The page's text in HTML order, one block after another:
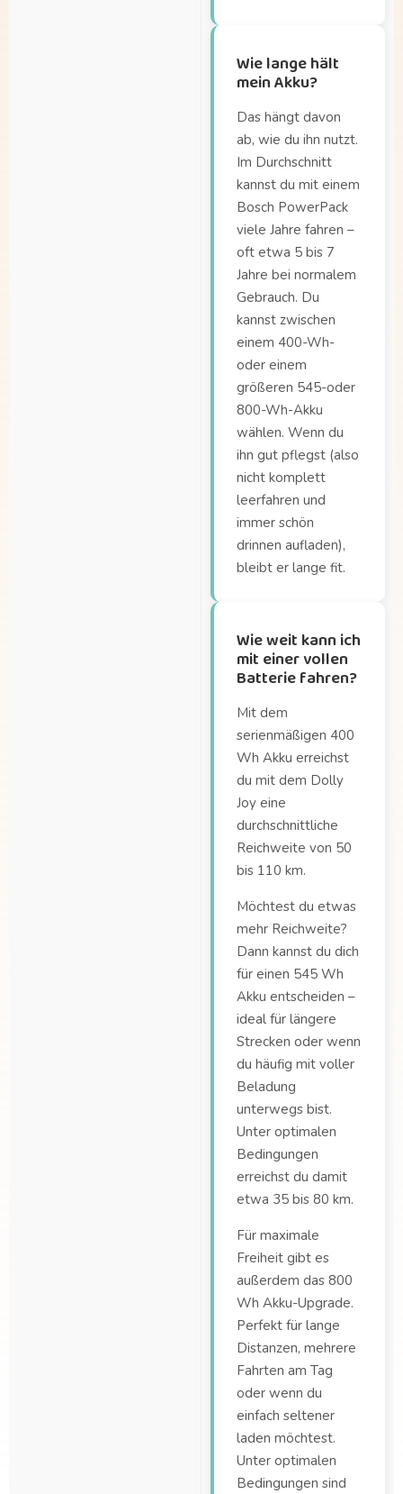
Welche Kindersitze passen auf den
Wie groß ist das Dolly eigentlich?
Wie lange hält
mein Akku?
Das hängt davon
ab, wie du ihn nutzt.
Im Durchschnitt
kannst du mit einem
Bosch PowerPack
viele Jahre fahren –
oft etwa 5 bis 7
Jahre bei normalem
Gebrauch. Du
kannst zwischen
einem 400-Wh-
oder einem
größeren 545-oder
800-Wh-Akku
wählen. Wenn du
ihn gut pflegst (also
nicht komplett
leerfahren und
immer schön
drinnen aufladen),
bleibt er lange fit.
Wie weit kann ich
mit einer vollen
Batterie fahren?
Mit dem
serienmäßigen 400
Wh Akku erreichst
du mit dem Dolly
Joy eine
durchschnittliche
Reichweite von 50
bis 110 km.
Möchtest du etwas
mehr Reichweite?
Dann kannst du dich
für einen 545 Wh
Akku entscheiden –
ideal für längere
Strecken oder wenn
du häufig mit voller
Beladung
unterwegs bist.
Unter optimalen
Bedingungen
erreichst du damit
etwa 35 bis 80 km.
Für maximale
Freiheit gibt es
außerdem das 800
Wh Akku-Upgrade.
Perfekt für lange
Distanzen, mehrere
Fahrten am Tag
oder wenn du
einfach seltener
laden möchtest.
Unter optimalen
Bedingungen sind